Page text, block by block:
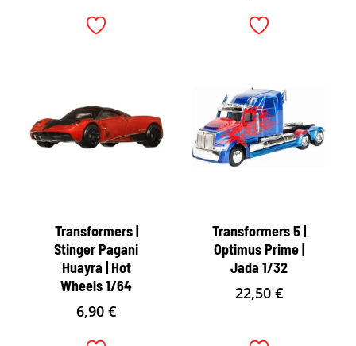
Transformers |
Stinger Pagani
Huayra | Hot
Wheels 1/64
6,90€
Transformers 5 |
Optimus Prime |
Jada 1/32
22,50 €